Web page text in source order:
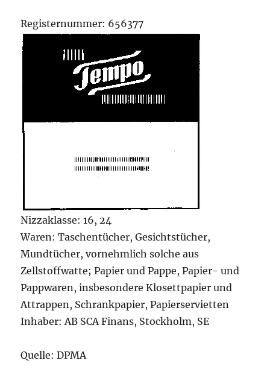
Registernummer: 656377
Nizzaklasse: 16, 24
Waren: Taschentücher, Gesichtstücher,
Mundtücher, vornehmlich solche aus
Zellstoffwatte; Papier und Pappe, Papier- und
Pappwaren, insbesondere Klosettpapier und
Attrappen, Schrankpapier, Papierservietten
Inhaber: AB SCA Finans, Stockholm, SE
Quelle: DPMA